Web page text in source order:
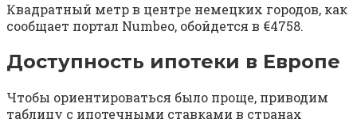
Квадратный метр в центре немецких городов, как
сообщает портал Numbeo, обойдется в €4758.
Доступность ипотеки в Европе
Чтобы ориентироваться было проще, приводим
таблицу с ипотечными ставками в странах